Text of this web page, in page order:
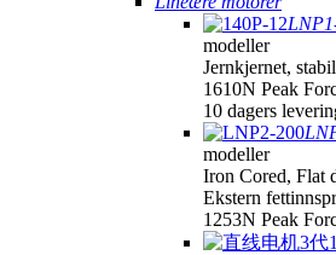
modeller
Jernkjernet,
1610N Peak
10 dagers
modeller
Iron Cored, Flat
Ekstern
1253N Peak